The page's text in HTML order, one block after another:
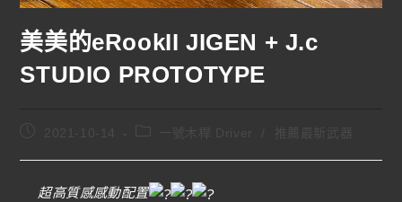
美美的eRookII JIGEN + J.c
STUDIO PROTOTYPE
超高質感感動配置